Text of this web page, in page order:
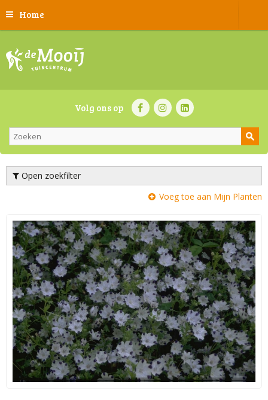
Home
Volg ons op
Open zoekfilter
Voeg toe aan Mijn Planten